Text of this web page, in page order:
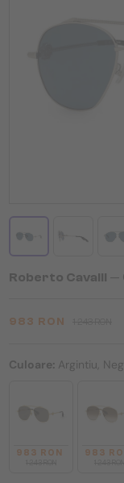
Roberto Cavalli —
983 RON
Culoare: Argintiu,
983 RON 983